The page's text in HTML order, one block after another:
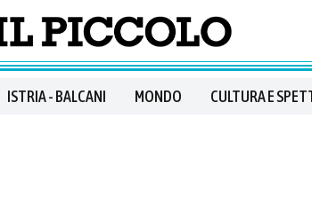
ISTRIA - BALCANI MONDO CULTURA E